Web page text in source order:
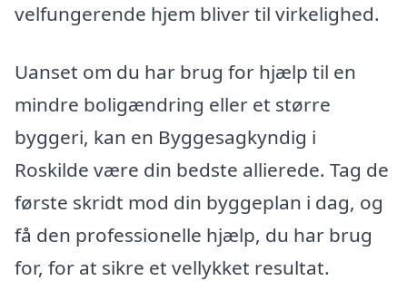
velfungerende hjem bliver til virkelighed.
Uanset om du har brug for hjælp til en
mindre boligændring eller et større
byggeri, kan en Byggesagkyndig i
Roskilde være din bedste allierede. Tag de
første skridt mod din byggeplan i dag, og
få den professionelle hjælp, du har brug
for, for at sikre et vellykket resultat.